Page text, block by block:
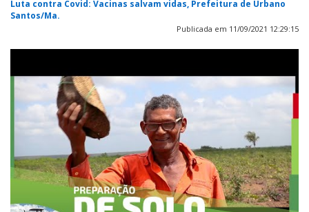
Luta contra Covid: Vacinas salvam vidas, Prefeitura de Urbano
Santos/Ma.
Publicada em 11/09/2021 12:29:15